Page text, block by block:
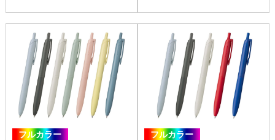
フルカラー フルカラー